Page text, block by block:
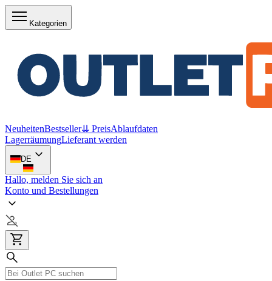
Kategorien
NeuheitenBestseller⇊ PreisAblaufdaten
LagerräumungLieferant werden
DE
Hallo, melden Sie sich an
Konto und Bestellungen